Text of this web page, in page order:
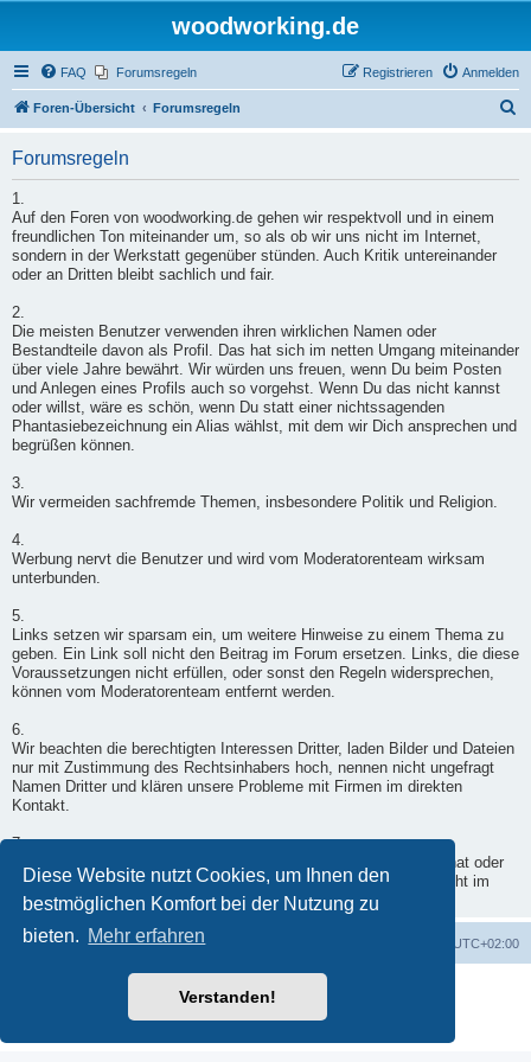
Diese Website nutzt Cookies, um Ihnen den
bestmöglichen Komfort bei der Nutzung zu
bieten. Mehr erfahren
Verstanden!
woodworking.de
FAQ Forumsregeln Anmelden
Registrieren
Foren-Übersicht Forumsregeln
Forumsregeln
1.
Auf den Foren von woodworking.de gehen wir respektvoll und in einem
freundlichen Ton miteinander um, so als ob wir uns nicht im Internet,
sondern in der Werkstatt gegenüber stünden. Auch Kritik untereinander
oder an Dritten bleibt sachlich und fair.
2.
Die meisten Benutzer verwenden ihren wirklichen Namen oder
Bestandteile davon als Profil. Das hat sich im netten Umgang miteinander
über viele Jahre bewährt. Wir würden uns freuen, wenn Du beim Posten
und Anlegen eines Profils auch so vorgehst. Wenn Du das nicht kannst
oder willst, wäre es schön, wenn Du statt einer nichtssagenden
Phantasiebezeichnung ein Alias wählst, mit dem wir Dich ansprechen und
begrüßen können.
3.
Wir vermeiden sachfremde Themen, insbesondere Politik und Religion.
4.
Werbung nervt die Benutzer und wird vom Moderatorenteam wirksam
unterbunden.
5.
Links setzen wir sparsam ein, um weitere Hinweise zu einem Thema zu
geben. Ein Link soll nicht den Beitrag im Forum ersetzen. Links, die diese
Voraussetzungen nicht erfüllen, oder sonst den Regeln widersprechen,
können vom Moderatorenteam entfernt werden.
6.
Wir beachten die berechtigten Interessen Dritter, laden Bilder und Dateien
nur mit Zustimmung des Rechtsinhabers hoch, nennen nicht ungefragt
Namen Dritter und klären unsere Probleme mit Firmen im direkten
Kontakt.
7.
Wenn ein Moderator doch einmal in Deinen Beitrag eingegriffen hat oder
er nicht freigegeben wurde, wende Dich per Kontaktformular - nicht im
Forum - an einen Moderator.
Foren-Übersicht UTC+02:00
Deutsche Übersetzung durch